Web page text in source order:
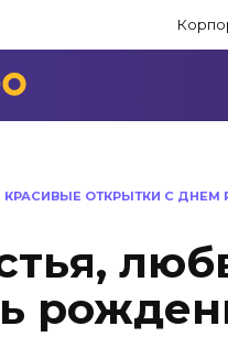
КРАСИВЫЕ ОТКРЫТКИ C